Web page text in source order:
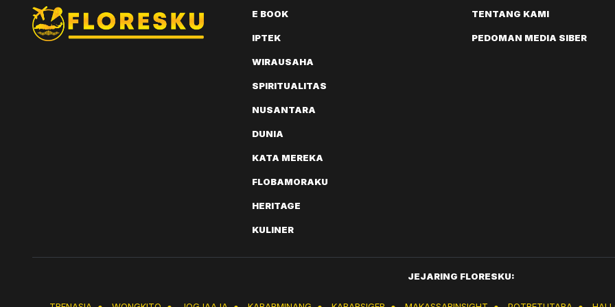
E BOOK
IPTEK
WIRAUSAHA
SPIRITUALITAS
NUSANTARA
DUNIA
KATA MEREKA
FLOBAMORAKU
HERITAGE
KULINER
TENTANG KAMI
PEDOMAN MEDIA SIBER
JEJARING FLORESKU: